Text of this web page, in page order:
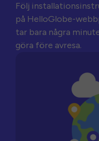
Följ
på HelloGlobe-
tar bara några
göra före avresa.